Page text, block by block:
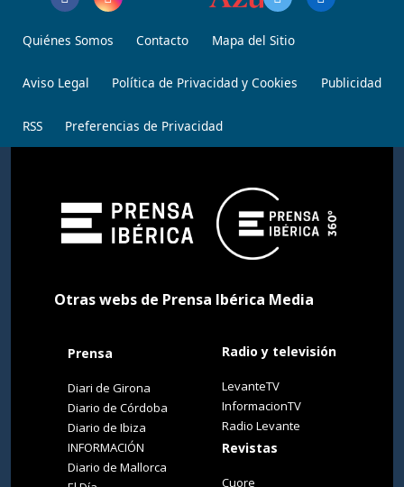
Quiénes Somos Contacto Mapa del Sitio
Aviso Legal Política de Privacidad y Cookies Publicidad
RSS Preferencias de Privacidad
Otras webs de Prensa Ibérica Media
Prensa
Diari de Girona
Diario de Córdoba
Diario de Ibiza
INFORMACIÓN
Diario de Mallorca
Radio y televisión
LevanteTV
InformacionTV
Radio Levante
Revistas
Cuore